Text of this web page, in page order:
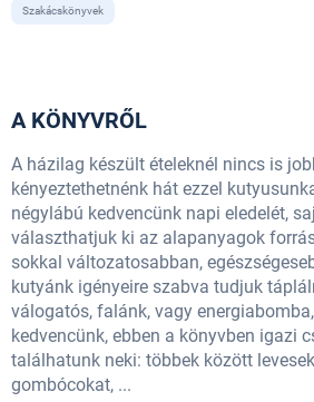
Szakácskönyvek
A KÖNYVRŐL
A házilag készült ételeknél nincs is
kényeztethetnénk hát ezzel
négylábú kedvencünk napi eledelét,
választhatjuk ki az alapanyagok
sokkal változatosabban,
kutyánk igényeire szabva tudjuk
válogatós, falánk, vagy
kedvencünk, ebben a könyvben igazi
találhatunk neki: többek között
gombócokat, ...